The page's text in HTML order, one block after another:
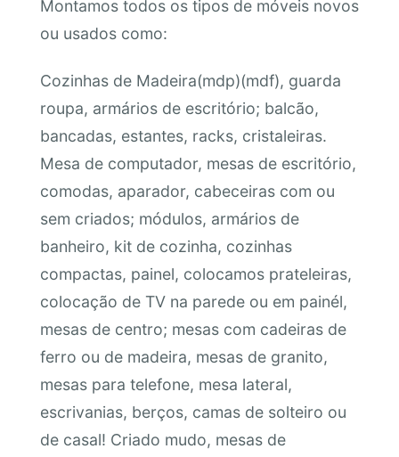
Montamos todos os tipos de móveis novos
ou usados como:
Cozinhas de Madeira(mdp)(mdf), guarda
roupa, armários de escritório; balcão,
bancadas, estantes, racks, cristaleiras.
Mesa de computador, mesas de escritório,
comodas, aparador, cabeceiras com ou
sem criados; módulos, armários de
banheiro, kit de cozinha, cozinhas
compactas, painel, colocamos prateleiras,
colocação de TV na parede ou em painél,
mesas de centro; mesas com cadeiras de
ferro ou de madeira, mesas de granito,
mesas para telefone, mesa lateral,
escrivanias, berços, camas de solteiro ou
de casal! Criado mudo, mesas de